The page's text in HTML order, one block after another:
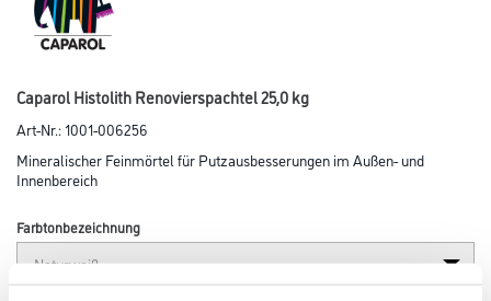
Caparol Histolith Renovierspachtel 25,0 kg
Art-Nr.:1001-006256
Mineralischer Feinmörtel für Putzausbesserungen im Außen- und
Innenbereich
Farbtonbezeichnung